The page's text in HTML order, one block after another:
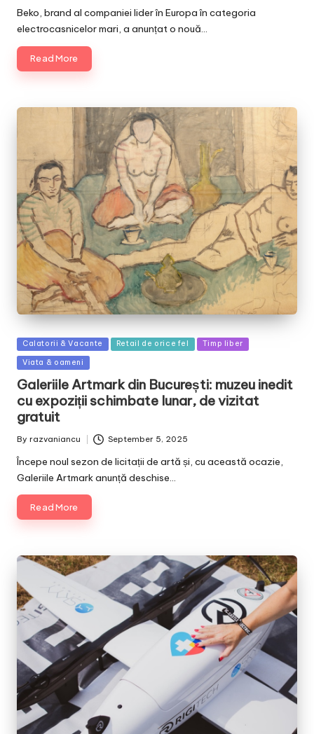
Beko, brand al companiei lider în Europa în categoria
electrocasnicelor mari, a anunțat o nouă…
Read More
Posted
in
Calatorii & Vacante Retail de orice fel Timp liber
Viata & oameni
Galeriile Artmark din București: muzeu inedit
cu expoziții schimbate lunar, de vizitat
gratuit
Posted
By razvaniancu September 5, 2025
Începe noul sezon de licitații de artă și, cu această ocazie,
Galeriile Artmark anunță deschise…
Read More